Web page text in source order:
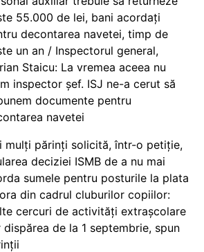
55.000 de lei, bani acordați
decontarea navetei, timp de
un an / Inspectorul general,
Staicu: La vremea aceea nu
inspector șef. ISJ ne-a cerut să
documente pentru
navetei
mulți părinți solicită, într-o petiție,
deciziei ISMB de a nu mai
sumele pentru posturile la plata
din cadrul cluburilor copiilor:
cercuri de activități extrașcolare
dispărea de la 1 septembrie, spun